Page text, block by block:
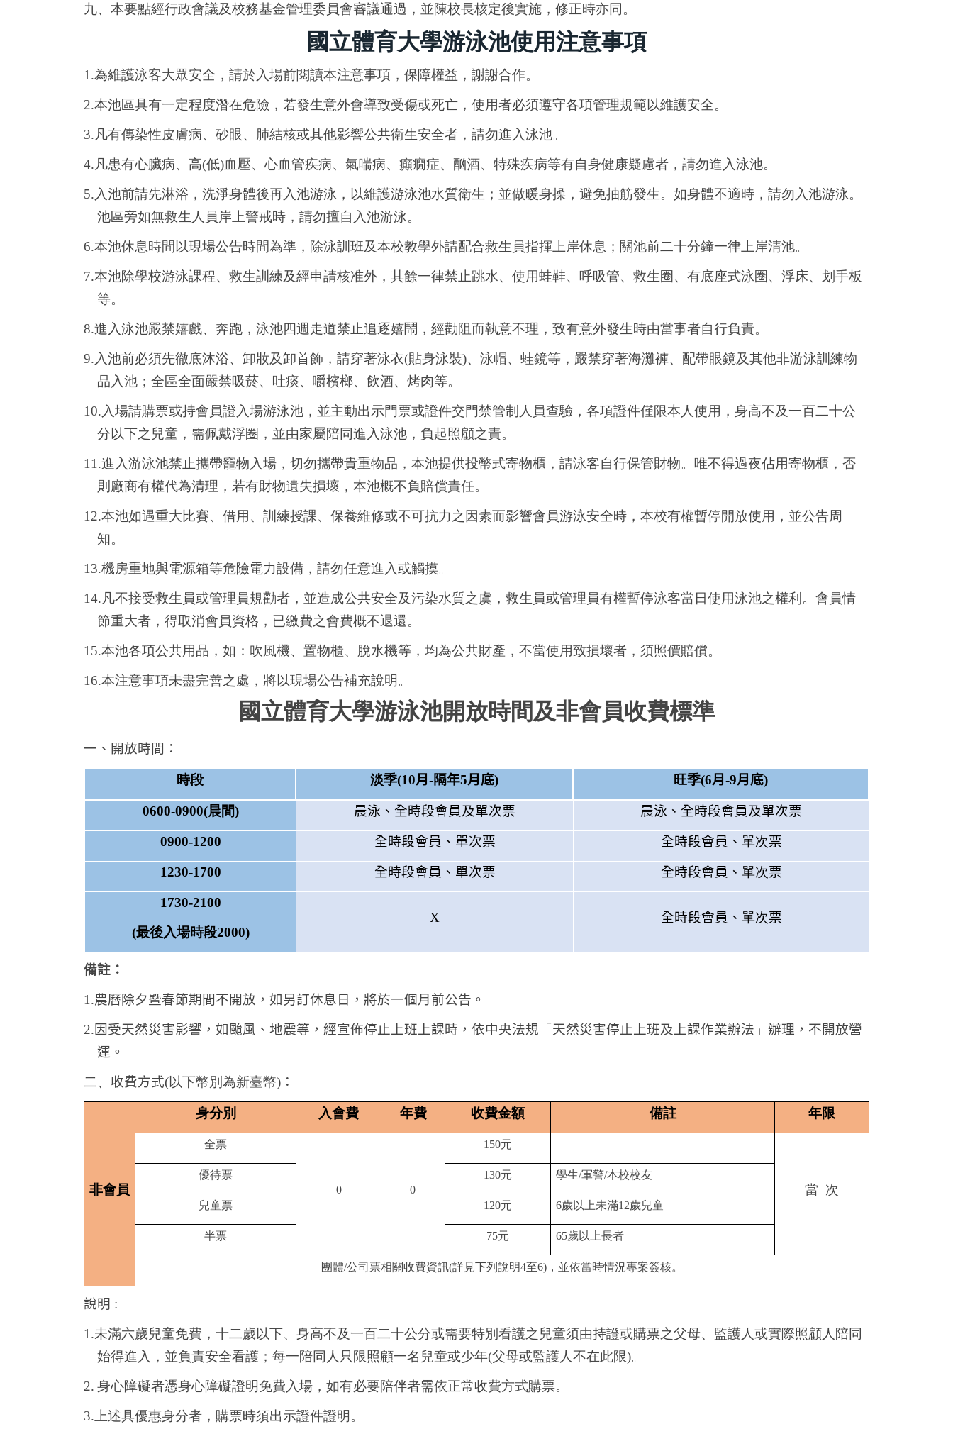
九、本要點經行政會議及校務基金管理委員會審議通過，並陳校長核定後實施，修正時亦同。
國立體育大學游泳池使用注意事項
1.為維護泳客大眾安全，請於入場前閱讀本注意事項，保障權益，謝謝合作。
2.本池區具有一定程度潛在危險，若發生意外會導致受傷或死亡，使用者必須遵守各項管理規範以維護安全。
3.凡有傳染性皮膚病、砂眼、肺結核或其他影響公共衛生安全者，請勿進入泳池。
4.凡患有心臟病、高(低)血壓、心血管疾病、氣喘病、癲癇症、酗酒、特殊疾病等有自身健康疑慮者，請勿進入泳池。
5. 入池前請先淋浴，洗淨身體後再入池游泳，以維護游泳池水質衛生；並做暖身操，避免抽筋發生。如身體不適時，請勿入池游泳。
池區旁如無救生人員岸上警戒時，請勿擅自入池游泳。
6.本池休息時間以現場公告時間為準，除泳訓班及本校教學外請配合救生員指揮上岸休息；關池前二十分鐘一律上岸清池。
7.本池除學校游泳課程、救生訓練及經申請核准外，其餘一律禁止跳水、使用蛙鞋、呼吸管、救生圈、有底座式泳圈、浮床、划手板
等。
8.進入泳池嚴禁嬉戲、奔跑，泳池四週走道禁止追逐嬉鬧，經勸阻而執意不理，致有意外發生時由當事者自行負責。
9. 入池前必須先徹底沐浴、卸妝及卸首飾，請穿著泳衣(貼身泳裝)、泳帽、蛙鏡等，嚴禁穿著海灘褲、配帶眼鏡及其他非游泳訓練物
品入池；全區全面嚴禁吸菸、吐痰、嚼檳榔、飲酒、烤肉等。
10. 入場請購票或持會員證入場游泳池，並主動出示門票或證件交門禁管制人員查驗，各項證件僅限本人使用，身高不及一百二十公
分以下之兒童，需佩戴浮圈，並由家屬陪同進入泳池，負起照顧之責。
11.進入游泳池禁止攜帶竉物入場，切勿攜帶貴重物品，本池提供投幣式寄物櫃，請泳客自行保管財物。唯不得過夜佔用寄物櫃，否
則廠商有權代為清理，若有財物遺失損壞，本池概不負賠償責任。
12.本池如遇重大比賽、借用、訓練授課、保養維修或不可抗力之因素而影響會員游泳安全時，本校有權暫停開放使用，並公告周
知。
13.機房重地與電源箱等危險電力設備，請勿任意進入或觸摸。
14.凡不接受救生員或管理員規勸者，並造成公共安全及污染水質之虞，救生員或管理員有權暫停泳客當日使用泳池之權利。會員情
節重大者，得取消會員資格，已繳費之會費概不退還。
15.本池各項公共用品，如：吹風機、置物櫃、脫水機等，均為公共財產，不當使用致損壞者，須照價賠償。
16.本注意事項未盡完善之處，將以現場公告補充說明。
國立體育大學游泳池開放時間及非會員收費標準
一、開放時間：
時段 淡季(10月 -隔年5月底) 旺季(6月 -9月底)
0600-0900(晨間) 晨泳、全時段會員及單次票 晨泳、全時段會員及單次票
0900-1200 全時段會員、單次票 全時段會員、 單次票
1230-1700 全時段會員、單次票 全時段會員、 單次票
1730-2100
(最後入場時段2000)
X 全時段會員、 單次票
備註：
1.農曆除夕暨春節期間不開放，如另訂休息日，將於一個月前公告。
2.因受天然災害影響，如颱風、地震等，經宣佈停止上班上課時，依中央法規 「 天然災害停止上班及上課作業辦法 」辦理，不開放營
運。
二、 收費方式(以下幣別為新臺幣) ：
非會員
身分別 入會費 年費 收費金額 備註 年限
全票
0 0
150元
當 次
優待票 130元 學生/軍警/本校校友
兒童票 120元 6歲以上未滿12歲兒童
半票 75元 65歲以上長者
團體/公司票相關收費資訊(詳見下列說明4至6)，並依當時情況專案簽核。
說明 :
1.未滿六歲兒童免費，十二歲以下、身高不及一百二十公分或需要特別看護之兒童須由持證或購票之父母、監護人或實際照顧人陪同
始得進入，並負責安全看護；每一陪同人只限照顧一名兒童或少年(父母或監護人不在此限)。
2. 身心障礙者憑身心障礙證明免費入場，如有必要陪伴者需依正常收費方式購票。
3. 上述具優惠身分者，購票時須出示證件證明。